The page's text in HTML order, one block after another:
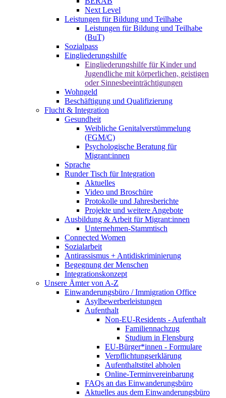
Next Level
Leistungen für Bildung und Teilhabe
Leistungen für Bildung und Teilhabe
(BuT)
Sozialpass
Eingliederungshilfe
Eingliederungshilfe für Kinder und
Jugendliche mit körperlichen, geistigen
oder Sinnesbeeinträchtigungen
Wohngeld
Beschäftigung und Qualifizierung
Flucht & Integration
Gesundheit
Weibliche Genitalverstümmelung
(FGM/C)
Psychologische Beratung für
Migrant:innen
Sprache
Runder Tisch für Integration
Aktuelles
Video und Broschüre
Protokolle und Jahresberichte
Projekte und weitere Angebote
Ausbildung & Arbeit für Migrant:innen
Unternehmen-Stammtisch
Connected Women
Sozialarbeit
Antirassismus + Antidiskriminierung
Begegnung der Menschen
Integrationskonzept
Unsere Ämter von A-Z
Einwanderungsbüro / Immigration Office
Asylbewerberleistungen
Aufenthalt
Non-EU-Residents - Aufenthalt
Familiennachzug
Studium in Flensburg
EU-Bürger*innen - Formulare
Verpflichtungserklärung
Aufenthaltstitel abholen
Online-Terminvereinbarung
FAQs an das Einwanderungsbüro
Aktuelles aus dem Einwanderungsbüro